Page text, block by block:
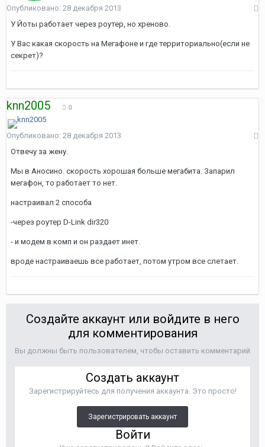
Опубликовано: 28 декабря 2013
У Йоты работает через роутер, но хреново.
У Вас какая скорость на Мегафоне и где территориально(если не
секрет)?
knn2005 0
Опубликовано: 28 декабря 2013
Отвечу за жену.
Мы в Аносино. скорость хорошая больше мегабита. Запарил
мегафон, то работает то нет.
настраивал 2 способа
-через роутер D-Link dir320
- и модем в комп и он раздает инет.
вроде настраиваешь все работает, потом утром все слетает.
Создайте аккаунт или войдите в него
для комментирования
Вы должны быть пользователем, чтобы оставить комментарий
Создать аккаунт
Зарегистрируйтесь для получения аккаунта. Это просто!
Зарегистрировать аккаунт
Войти